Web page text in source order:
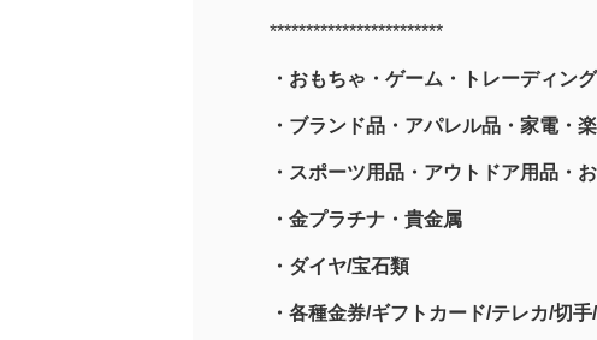
************************
・おもちゃ・ゲーム・トレーディン
・ブランド品・アパレル品・家電・
・スポーツ用品 ・アウトドア用品・
・金プラチナ・貴金属
・ ダイヤ/宝石類
・各種金券/ギフトカード/テレカ/切